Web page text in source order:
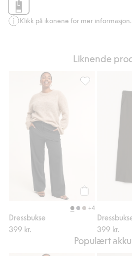
Klikk på ikonene for mer informasjon.
Liknende
+4
Dressbukse
399 kr.
Dressbukse,
399 kr.
Populært